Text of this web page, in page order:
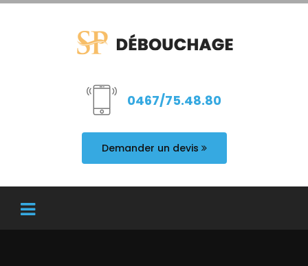
0467/75.48.80
Demander un devis